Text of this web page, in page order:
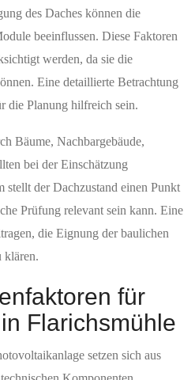
des Daches können die
beeinflussen. Diese Faktoren
werden, da sie die
Eine detaillierte Betrachtung
die Planung hilfreich sein.
Bäume, Nachbargebäude,
bei der Einschätzung
stellt der Dachzustand einen Punkt
Prüfung relevant sein kann. Eine
die Eignung der baulichen
klären.
für
Flarichsmühle
setzen sich aus